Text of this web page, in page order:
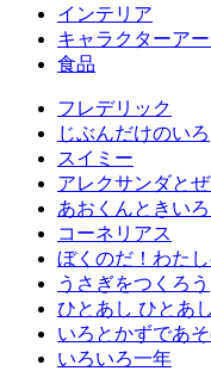
インテリア
キャラクターア
食品
フレデリック
じぶんだけのいろ
スイミー
アレクサンダと
あおくんときい
コーネリアス
ぼくのだ！わたし
うさぎをつくろう
ひとあし ひとあし
いろとかずであ
いろいろ一年